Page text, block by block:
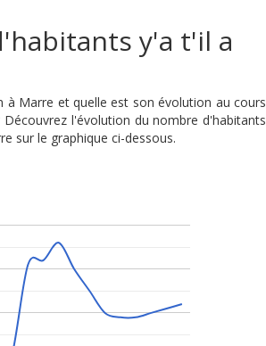
y'a t'il a
à Marre et quelle est son évolution au cours
Découvrez l'évolution du nombre d'habitants
sur le graphique ci-dessous.